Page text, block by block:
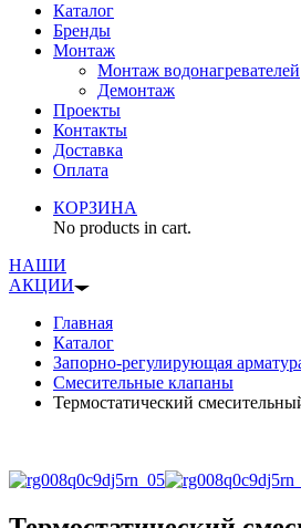
Каталог
Бренды
Монтаж
Монтаж водонагревателей
Демонтаж
Проекты
Контакты
Доставка
Оплата
КОРЗИНА
No products in cart.
НАШИ
АКЦИИ
Главная
Каталог
Запорно-регулирующая
Смесительные клапаны
Термостатический